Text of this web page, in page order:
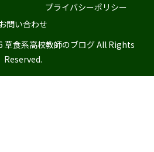
プライバシーポリシー
お問い合わせ
食系高校教師のブログ All Rights
Reserved.